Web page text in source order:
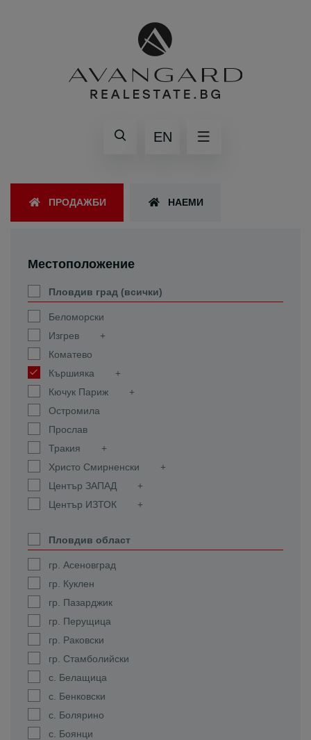
EN
ПРОДАЖБИ НАЕМИ
Местоположение
Пловдив град (всички)
Беломорски
Изгрев
Коматево
Кършияка
Кючук Париж
Остромила
Прослав
Тракия
Христо Смирненски
Център ЗАПАД
Център ИЗТОК
Пловдив област
гр. Асеновград
гр. Куклен
гр. Пазарджик
гр. Перущица
гр. Раковски
гр. Стамболийски
с. Белащица
с. Бенковски
с. Болярино
с. Боянци